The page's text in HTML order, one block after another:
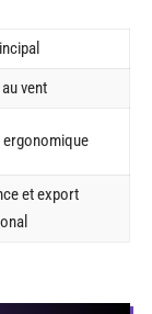
vent
ergonomique
et export